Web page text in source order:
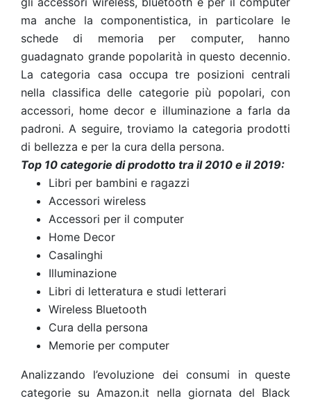
ma anche la componentistica, in particolare le
schede di memoria per computer, hanno
guadagnato grande popolarità in questo decennio.
La categoria casa occupa tre posizioni centrali
nella classifica delle categorie più popolari, con
accessori, home decor e illuminazione a farla da
padroni. A seguire, troviamo la categoria prodotti
di bellezza e per la cura della persona.
Top 10 categorie di prodotto tra il 2010 e il 2019:
Libri per bambini e ragazzi
Accessori wireless
Accessori per il computer
Home Decor
Casalinghi
Illuminazione
Libri di letteratura e studi letterari
Wireless Bluetooth
Cura della persona
Memorie per computer
Analizzando l’evoluzione dei consumi in queste
categorie su Amazon.it nella giornata del Black